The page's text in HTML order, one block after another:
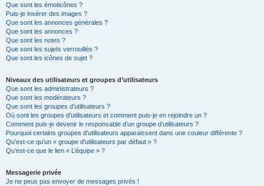
Que sont les émoticônes ?
Puis-je insérer des images ?
Que sont les annonces générales ?
Que sont les annonces ?
Que sont les notes ?
Que sont les sujets verrouillés ?
Que sont les icônes de sujet ?
Niveaux des utilisateurs et groupes d’utilisateurs
Que sont les administrateurs ?
Que sont les modérateurs ?
Que sont les groupes d’utilisateurs ?
Où sont les groupes d’utilisateurs et comment puis-je en rejoindre un ?
Comment puis-je devenir le responsable d’un groupe d’utilisateurs ?
Pourquoi certains groupes d’utilisateurs apparaissent dans une couleur différente ?
Qu’est-ce qu’un « groupe d’utilisateurs par défaut » ?
Qu’est-ce que le lien « L’équipe » ?
Messagerie privée
Je ne peux pas envoyer de messages privés !